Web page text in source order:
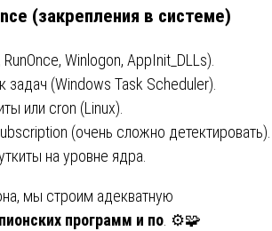
(закрепления в системе)
Winlogon, AppInit_DLLs).
(Windows Task Scheduler).
или cron (Linux).
(очень сложно детектировать).
на уровне ядра.
мы строим адекватную
программ и по . ⚙️🧩